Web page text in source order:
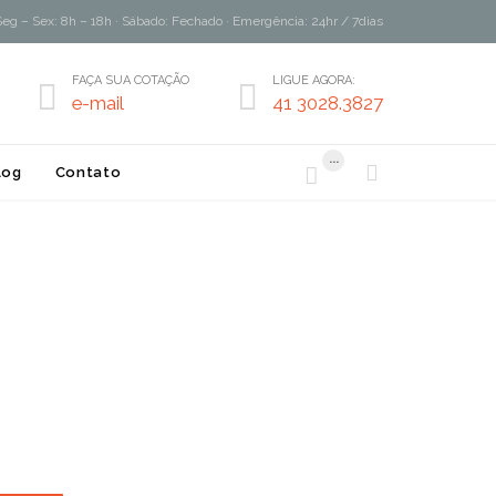
– Sex: 8h – 18h · Sábado: Fechado · Emergência: 24hr / 7dias
 FAÇA SUA COTAÇÃO
e-mail  LIGUE AGORA:
41 3028.3827
Contato 
...
